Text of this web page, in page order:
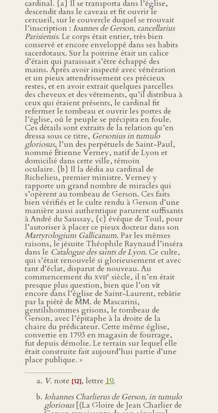
cardinal. {a} Il se transporta dans l’église,
descendit dans le caveau et fit ouvrir le
cercueil, sur le couvercle duquel se trouvait
l’inscription : Ioannes de Gerson, cancellarius
Parisiensis. Le corps était entier, très bien
conservé et encore enveloppé dans ses habits
sacerdotaux. Sur la poitrine était un calice
d’étain qui paraissait s’être échappé des
mains. Après avoir inspecté avec vénération
et un pieux attendrissement ces précieux
restes, et en avoir extrait quelques parcelles
des cheveux et des vêtements, qu’il distribua à
ceux qui étaient présents, le cardinal fit
refermer le tombeau et ouvrir les portes de
l’église, où le peuple se précipita en foule.
Ces détails sont extraits de la relation qu’en
dressa sous ce titre, Gersonius in tumulo
gloriosus, l’un des perpétuels de Saint-Paul,
nommé Étienne Verney, natif de Lyon et
domicilié dans cette ville, témoin
oculaire. {b} Il la dédia au cardinal de
Richelieu, premier ministre. Verney y
rapporte un grand nombre de miracles qui
s’opèrent au tombeau de Gerson. Ces faits
bien vérifiés et le culte rendu à Gerson d’une
manière aussi authentique parurent suffisants
à André du Saussay, {c} évêque de Toul, pour
l’autoriser à placer ce pieux docteur dans son
Martyrologium Gallicanum. Par les mêmes
raisons, le jésuite Théophile Raynaud l’inséra
dans le Catalogue des saints de Lyon. Ce culte,
qui s’était renouvelé si glorieusement et avec
tant d’éclat, disparut de nouveau. Au
commencement du xviiie siècle, il n’en était
presque plus question, bien que l’on vît
encore dans l’église de Saint-Laurent, rebâtie
par la piété de MM. de Mascarini,
gentilshommes grisons, le tombeau de
Gerson, avec l’épitaphe à la droite de la
chaire du prédicateur. Cette même église,
convertie en 1793 en magasin de fourrage,
fut depuis démolie. Le terrain sur lequel elle
était construite fait aujourd’hui partie d’une
place publique. »
V. note [12], lettre 19.
Iohannes Charlierus de Gerson, in tumulo
gloriosus[(La Gloire de Jean Charlier de